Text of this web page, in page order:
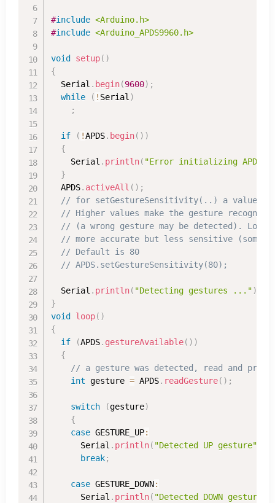
#include <Arduino.h>
#include <Arduino_APDS9960.h>
void setup( )
{
  Serial
. begin(9600) ;
while
( ! Serial )
;
if ( !APDS. begin( ) )
{
    Serial
. println( "Error initializing APDS-
}
  APDS
. activeAll ( ) ;
// for setGestureSensitivity(..) a value
// Higher values make the gesture
// (a wrong gesture may be detected).
// more accurate but less sensitive (some
// Default is 80
// APDS.setGestureSensitivity(80);
  Serial
. println( "Detecting gestures ...")
}
void
loop( )
{
if
(APDS. gestureAvailable( ) )
{
// a gesture was detected, read and
int gesture = APDS. readGesture( ) ;
switch (gesture)
{
case GESTURE_UP:
      Serial
. println( "Detected UP gesture"
break;
case GESTURE_DOWN:
      Serial
. println( "Detected DOWN gesture"